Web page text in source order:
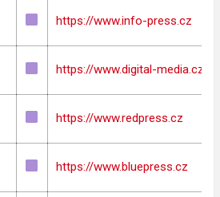
https://www.info-press.cz
https://www.digital-media.cz
https://www.redpress.cz
https://www.bluepress.cz